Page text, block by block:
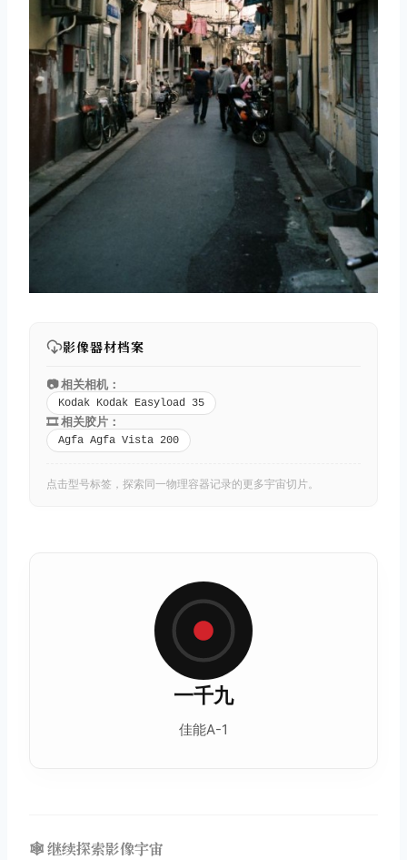
影像器材档案
📷 相关相机：
Kodak Kodak Easyload 35
🎞️ 相关胶片：
Agfa Agfa Vista 200
点击型号标签，探索同一物理容器记录的更多宇宙切片。
一千九
佳能A-1
🕸️ 继续探索影像宇宙